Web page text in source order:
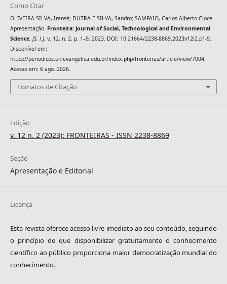
Como Citar
OLIVEIRA SILVA, Iransé; DUTRA E SILVA, Sandro; SAMPAIO, Carlos Alberto Cioce.
Apresentação. Fronteira: Journal of Social, Technological and Environmental
Science, [S. l.], v. 12, n. 2, p. 1–9, 2023. DOI: 10.21664/2238-8869.2023v12i2.p1-9.
Disponível em:
https://periodicos.unievangelica.edu.br/index.php/fronteiras/article/view/7004.
Acesso em: 6 ago. 2026.
Fomatos de Citação
Edição
v. 12 n. 2 (2023): FRONTEIRAS - ISSN 2238-8869
Seção
Apresentação e Editorial
Licença
Esta revista oferece acesso livre imediato ao seu conteúdo, seguindo
o princípio de que disponibilizar gratuitamente o conhecimento
científico ao público proporciona maior democratização mundial do
conhecimento.